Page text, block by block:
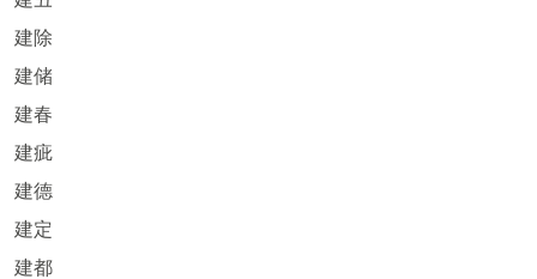
建除
建储
建春
建疵
建德
建定
建都